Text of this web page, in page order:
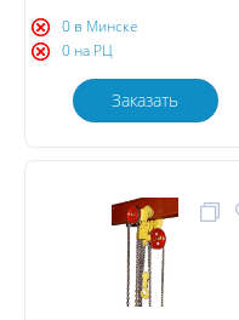
0 в Минске
0 на РЦ
Заказать